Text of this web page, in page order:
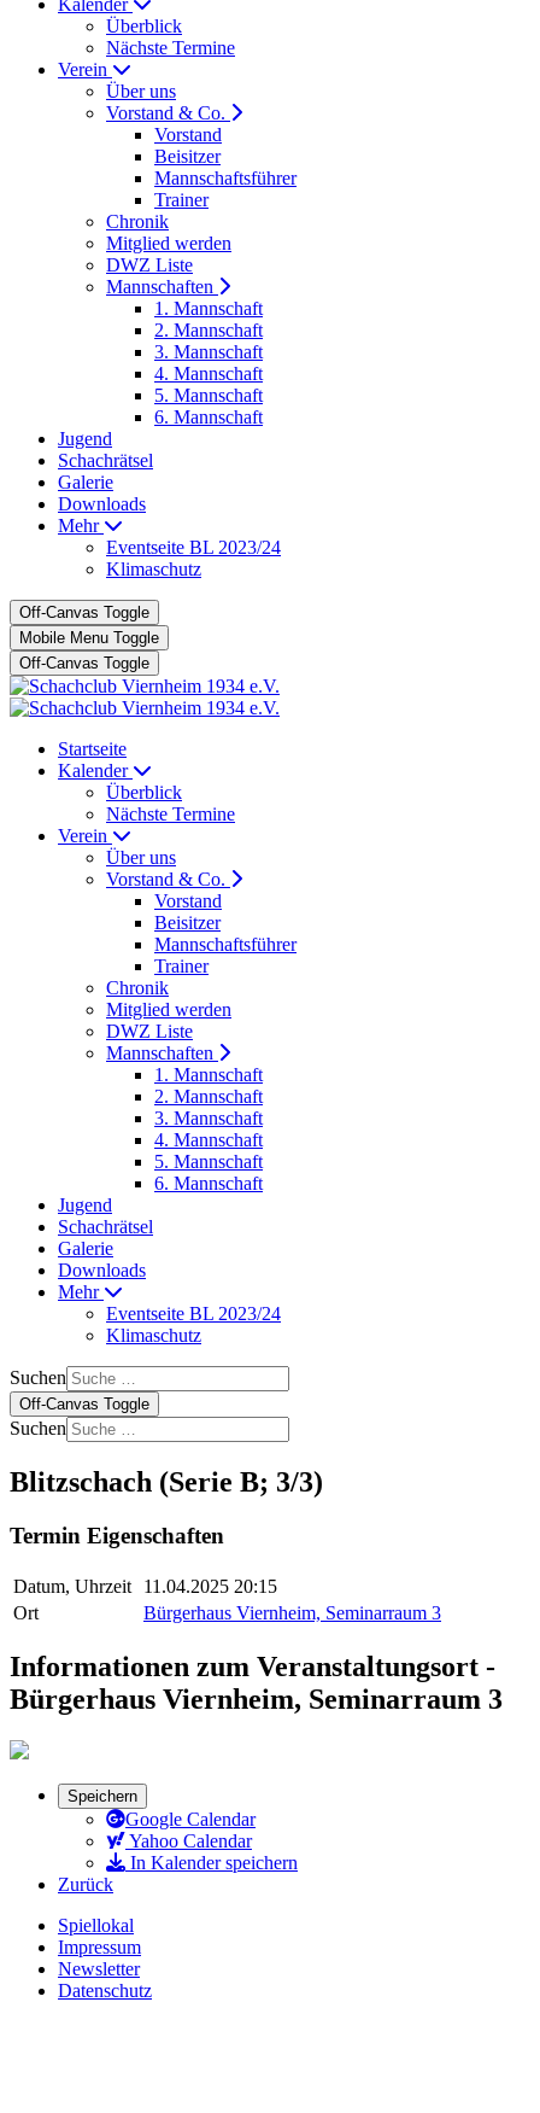
Kalender
Überblick
Nächste Termine
Verein
Über uns
Vorstand & Co.
Vorstand
Beisitzer
Mannschaftsführer
Trainer
Chronik
Mitglied werden
DWZ Liste
Mannschaften
1. Mannschaft
2. Mannschaft
3. Mannschaft
4. Mannschaft
5. Mannschaft
6. Mannschaft
Jugend
Schachrätsel
Galerie
Downloads
Mehr
Eventseite BL 2023/24
Klimaschutz
Off-Canvas Toggle
Mobile Menu Toggle
Off-Canvas Toggle
Startseite
Kalender
Überblick
Nächste Termine
Verein
Über uns
Vorstand & Co.
Vorstand
Beisitzer
Mannschaftsführer
Trainer
Chronik
Mitglied werden
DWZ Liste
Mannschaften
1. Mannschaft
2. Mannschaft
3. Mannschaft
4. Mannschaft
5. Mannschaft
6. Mannschaft
Jugend
Schachrätsel
Galerie
Downloads
Mehr
Eventseite BL 2023/24
Klimaschutz
Suchen
Off-Canvas Toggle
Suchen
Blitzschach (Serie B; 3/3)
Termin Eigenschaften
Datum, Uhrzeit
11.04.2025 20:15
Ort
Bürgerhaus Viernheim, Seminarraum 3
Informationen zum Veranstaltungsort -
Bürgerhaus Viernheim, Seminarraum 3
Speichern
Google Calendar
Yahoo Calendar
In Kalender speichern
Zurück
Spiellokal
Impressum
Newsletter
Datenschutz